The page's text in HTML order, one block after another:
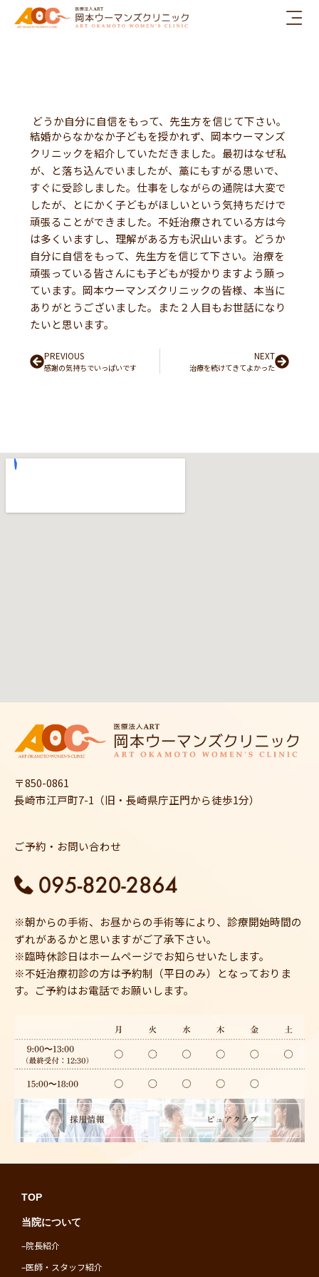
どうか自分に自信をもって、先生方を信じて下さい。
結婚からなかなか子どもを授かれず、岡本ウーマンズ
クリニックを紹介していただきました。最初はなぜ私
が、と落ち込んでいましたが、藁にもすがる思いで、
すぐに受診しました。仕事をしながらの通院は大変で
したが、とにかく子どもがほしいという気持ちだけで
頑張ることができました。不妊治療されている方は今
は多くいますし、理解がある方も沢山います。どうか
自分に自信をもって、先生方を信じて下さい。治療を
頑張っている皆さんにも子どもが授かりますよう願っ
ています。岡本ウーマンズクリニックの皆様、本当に
ありがとうございました。また２人目もお世話になり
たいと思います。
PrevPREVIOUS
感謝の気持ちでいっぱいです
NEXT
治療を続けてきてよかったNext
〒850-0861
長崎市江戸町7-1（旧・長崎県庁正門から徒歩1分）
ご予約・お問い合わせ
※朝からの手術、お昼からの手術等により、診療開始時間の
ずれがあるかと思いますがご了承下さい。
※臨時休診日はホームページでお知らせいたします。
※不妊治療初診の方は予約制（平日のみ）となっておりま
す。ご予約はお電話でお願いします。
TOP
当院について
–院長紹介
–医師・スタッフ紹介